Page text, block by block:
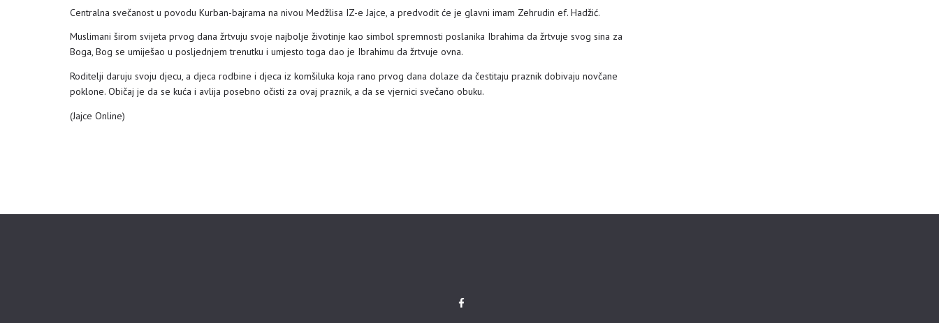
Centralna svečanost u povodu Kurban-bajrama na nivou Medžlisa IZ-e Jajce, a predvodit će je glavni imam Zehrudin ef. Hadžić.
Muslimani širom svijeta prvog dana žrtvuju svoje najbolje životinje kao simbol spremnosti poslanika Ibrahima da žrtvuje svog sina za
Boga, Bog se umiješao u posljednjem trenutku i umjesto toga dao je Ibrahimu da žrtvuje ovna.
Roditelji daruju svoju djecu, a djeca rodbine i djeca iz komšiluka koja rano prvog dana dolaze da čestitaju praznik dobivaju novčane
poklone. Običaj je da se kuća i avlija posebno očisti za ovaj praznik, a da se vjernici svečano obuku.
(Jajce Online)